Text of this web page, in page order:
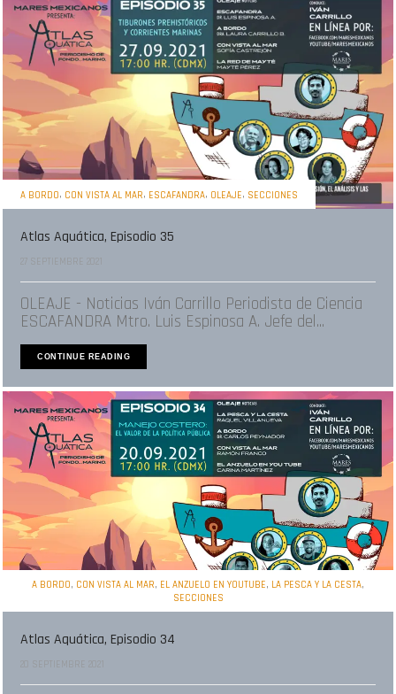
A BORDO, CON VISTA AL MAR, ESCAFANDRA, OLEAJE, SECCIONES
Atlas Aquática, Episodio 35
27 SEPTIEMBRE 2021
OLEAJE - Noticias Iván Carrillo Periodista de Ciencia
ESCAFANDRA Mtro. Luis Espinosa A. Jefe del...
CONTINUE READING
A BORDO, CON VISTA AL MAR, EL ANZUELO EN YOUTUBE, LA PESCA Y LA CESTA,
SECCIONES
Atlas Aquática, Episodio 34
20 SEPTIEMBRE 2021